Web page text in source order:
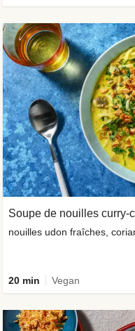
Soupe de nouilles curry-
nouilles udon fraîches,
20 min Vegan